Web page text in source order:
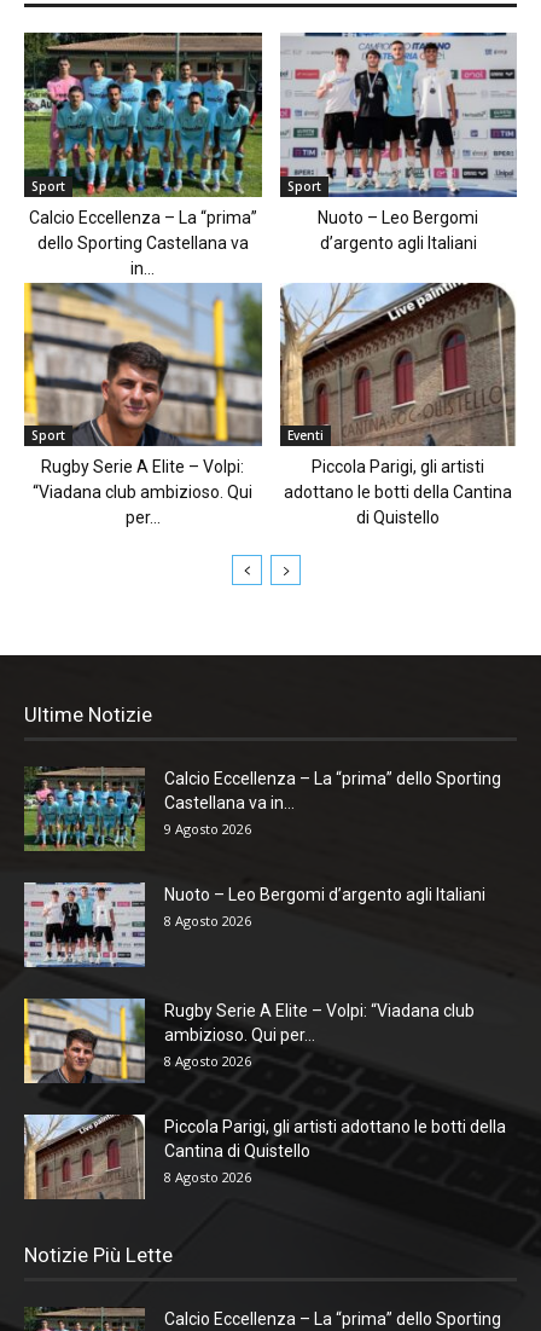
Sport
Calcio Eccellenza – La “prima”
dello Sporting Castellana va
in...
Sport
Nuoto – Leo Bergomi
d’argento agli Italiani
Sport
Rugby Serie A Elite – Volpi:
“Viadana club ambizioso. Qui
per...
Eventi
Piccola Parigi, gli artisti
adottano le botti della Cantina
di Quistello
Ultime Notizie
Calcio Eccellenza – La “prima” dello Sporting
Castellana va in...
9 Agosto 2026
Nuoto – Leo Bergomi d’argento agli Italiani
8 Agosto 2026
Rugby Serie A Elite – Volpi: “Viadana club
ambizioso. Qui per...
8 Agosto 2026
Piccola Parigi, gli artisti adottano le botti della
Cantina di Quistello
8 Agosto 2026
Notizie Più Lette
Calcio Eccellenza – La “prima” dello Sporting